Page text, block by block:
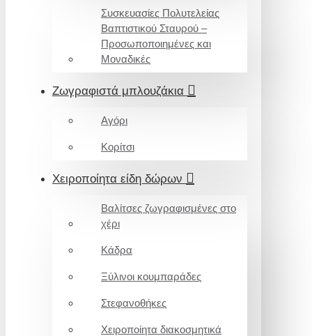
Συσκευασίες Πολυτελείας
Βαπτιστικού Σταυρού –
Προσωποποιημένες και
Μοναδικές
Ζωγραφιστά μπλουζάκια
Αγόρι
Κορίτσι
Χειροποίητα είδη δώρων
Βαλίτσες ζωγραφισμένες στο
χέρι
Κάδρα
Ξύλινοι κουμπαράδες
Στεφανοθήκες
Χειροποίητα διακοσμητικά